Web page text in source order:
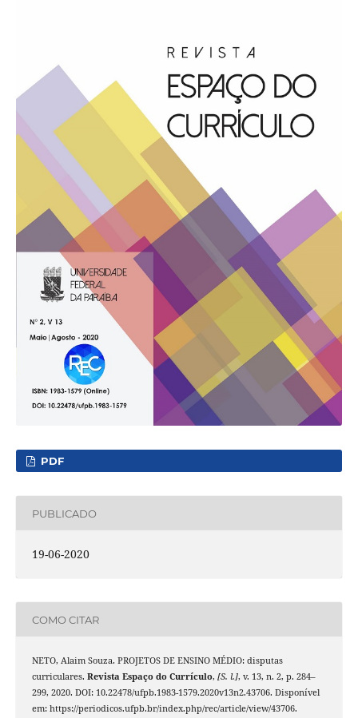
PDF
PUBLICADO
19-06-2020
COMO CITAR
NETO, Alaim Souza. PROJETOS DE ENSINO MÉDIO: disputas
curriculares. Revista Espaço do Currículo, [S. l.], v. 13, n. 2, p. 284–
299, 2020. DOI: 10.22478/ufpb.1983-1579.2020v13n2.43706. Disponível
em: https://periodicos.ufpb.br/index.php/rec/article/view/43706.